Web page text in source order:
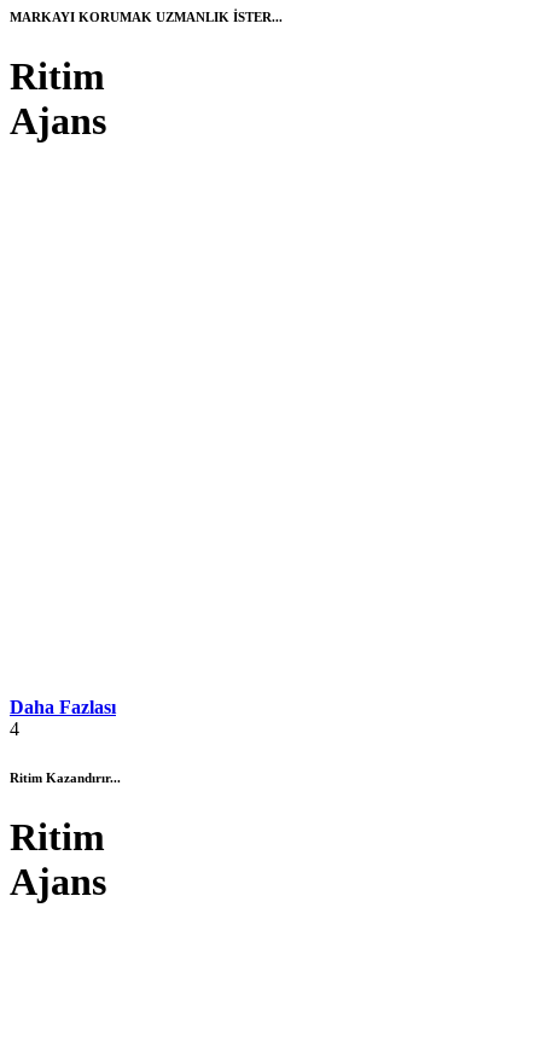
MARKAYI KORUMAK UZMANLIK İSTER...
Ritim
Ajans
Daha Fazlası
4
Ritim Kazandırır...
Ritim
Ajans